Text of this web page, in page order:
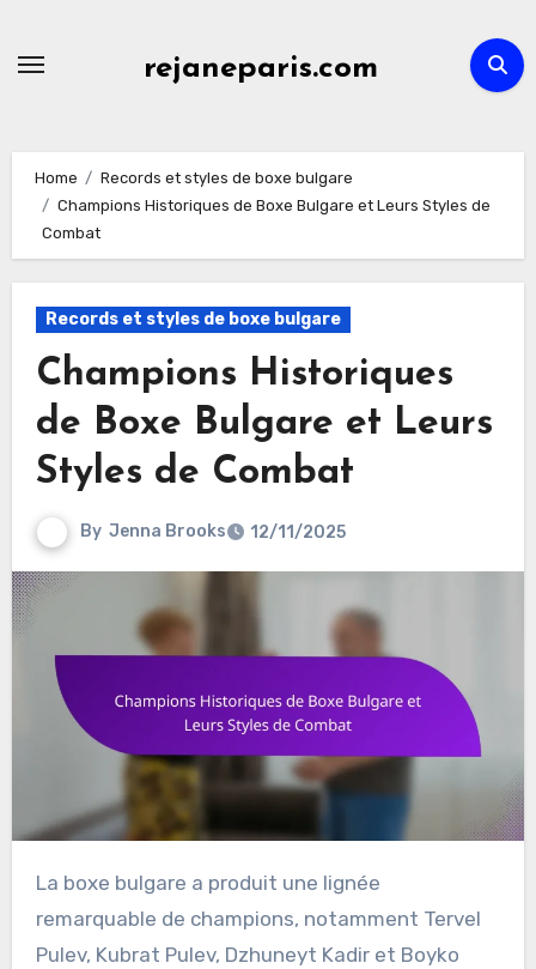
rejaneparis.com
Home
Records et styles de boxe bulgare
Champions Historiques de Boxe Bulgare et Leurs Styles de
Combat
Records et styles de boxe bulgare
Champions Historiques
de Boxe Bulgare et Leurs
Styles de Combat
By Jenna Brooks 12/11/2025
La boxe bulgare a produit une lignée
remarquable de champions, notamment Tervel
Pulev, Kubrat Pulev, Dzhuneyt Kadir et Boyko